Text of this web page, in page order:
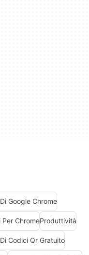
Google Chrome
Per ChromeProduttività
Codici Qr Gratuito